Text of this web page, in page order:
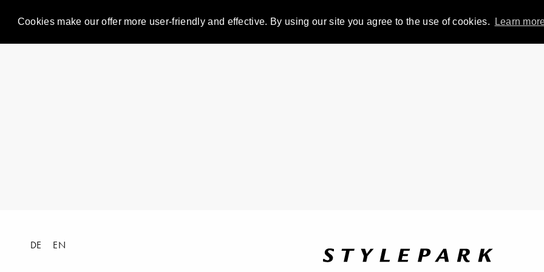
Cookies make our offer more user-friendly and effective. By using our site you agree to the use of cookies. Learn
DE EN